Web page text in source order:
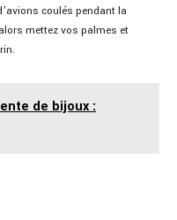
coulés pendant la
mettez vos palmes et
de bijoux :